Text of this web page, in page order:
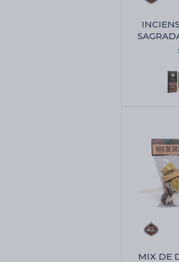
MIX DE